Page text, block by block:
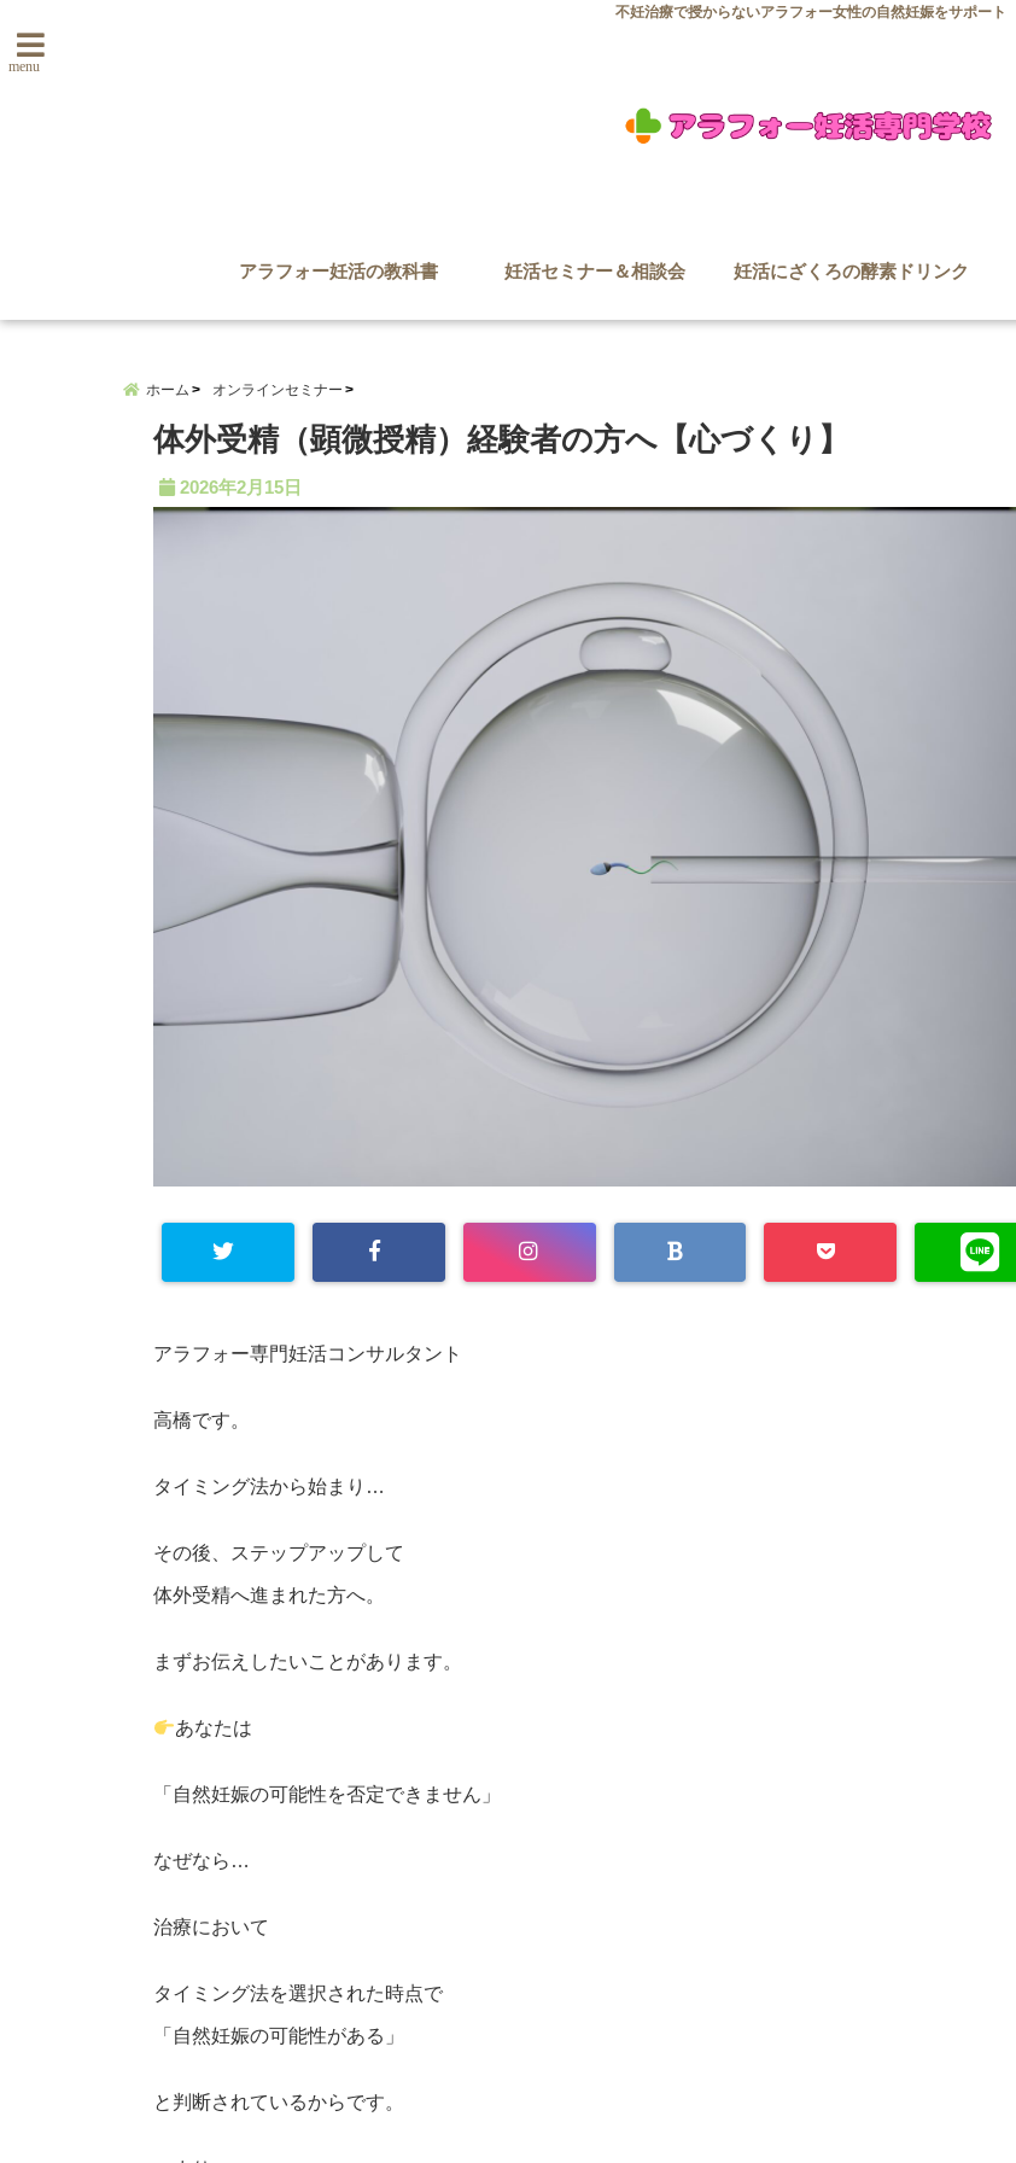
不妊治療で授からないアラフォー女性の自然妊娠をサポート
menu
アラフォー妊活の教科書 妊活セミナー＆相談会 妊活にざくろの酵素ドリンク
ホーム オンラインセミナー
体外受精（顕微授精）経験者の方へ【心づくり】
2026年2月15日
アラフォー専門妊活コンサルタント
高橋です。
タイミング法から始まり…
その後、ステップアップして
体外受精へ進まれた方へ。
まずお伝えしたいことがあります。
あなたは
「自然妊娠の可能性を否定できません」
なぜなら…
治療において
タイミング法を選択された時点で
「自然妊娠の可能性がある」
と判断されているからです。